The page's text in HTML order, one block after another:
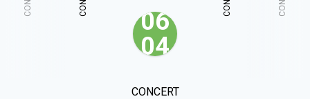
facebook
06
04
CONCERT